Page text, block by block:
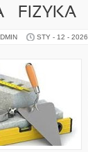
– FIZYKA
STY - 12 - 2026